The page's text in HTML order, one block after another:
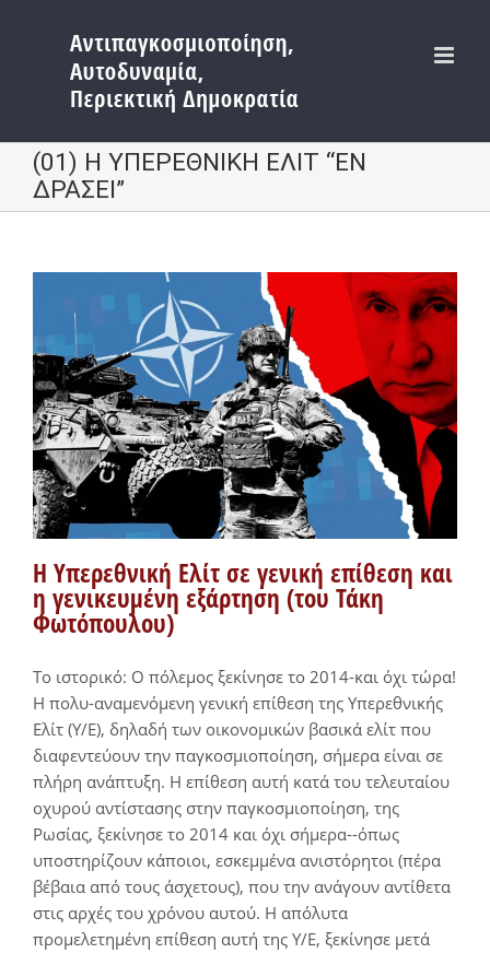
περιεχόμενο
(01) Η ΥΠΕΡΕΘΝΙΚΗ ΕΛΙΤ “ΕΝ
ΔΡΑΣΕΙ”
Η Υπερεθνική Ελίτ σε γενική επίθεση και
η γενικευμένη εξάρτηση (του Τάκη
Φωτόπουλου)
Το ιστορικό: Ο πόλεμος ξεκίνησε το 2014-και όχι τώρα!
Η πολυ-αναμενόμενη γενική επίθεση της Υπερεθνικής
Ελίτ (Υ/Ε), δηλαδή των οικονομικών βασικά ελίτ που
διαφεντεύουν την παγκοσμιοποίηση, σήμερα είναι σε
πλήρη ανάπτυξη. Η επίθεση αυτή κατά του τελευταίου
οχυρού αντίστασης στην παγκοσμιοποίηση, της
Ρωσίας, ξεκίνησε το 2014 και όχι σήμερα--όπως
υποστηρίζουν κάποιοι, εσκεμμένα ανιστόρητοι (πέρα
βέβαια από τους άσχετους), που την ανάγουν αντίθετα
στις αρχές του χρόνου αυτού. Η απόλυτα
προμελετημένη επίθεση αυτή της Υ/Ε, ξεκίνησε μετά